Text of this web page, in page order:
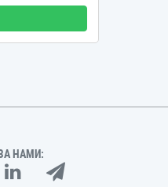
НАМИ: